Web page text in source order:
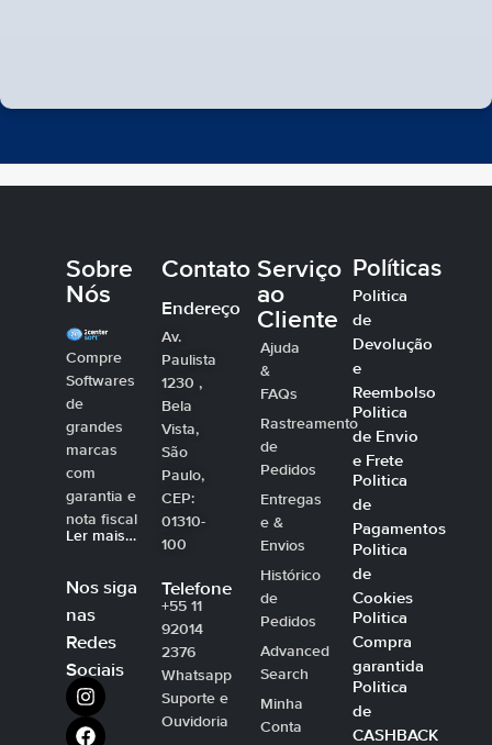
Sobre
Nós
Compre
Softwares
de
grandes
marcas
com
garantia e
nota fiscal
Ler mais…
Nos siga
nas
Redes
Sociais
Contato
Endereço
Av.
Paulista
1230 ,
Bela
Vista,
São
Paulo,
CEP:
01310-
100
Telefone
+55 11
92014
2376
Whatsapp
Suporte e
Ouvidoria
Serviço
ao
Cliente
Ajuda
&
FAQs
Rastreamento
de
Pedidos
Entregas
e &
Envios
Histórico
de
Pedidos
Advanced
Search
Minha
Conta
Políticas
Politica
de
Devolução
e
Reembolso
Politica
de Envio
e Frete
Politica
de
Pagamentos
Politica
de
Cookies
Politica
Compra
garantida
Politica
de
CASHBACK